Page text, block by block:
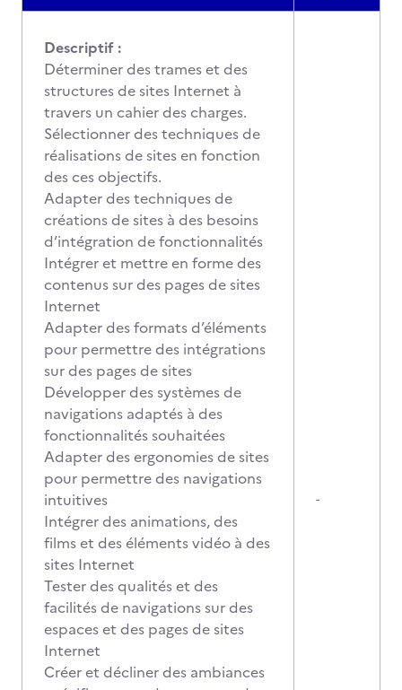
Descriptif :
Déterminer des trames et des
structures de sites Internet à
travers un cahier des charges.
Sélectionner des techniques de
réalisations de sites en fonction
des ces objectifs.
Adapter des techniques de
créations de sites à des besoins
d’intégration de fonctionnalités
Intégrer et mettre en forme des
contenus sur des pages de sites
Internet
Adapter des formats d’éléments
pour permettre des intégrations
sur des pages de sites
Développer des systèmes de
navigations adaptés à des
fonctionnalités souhaitées
Adapter des ergonomies de sites
pour permettre des navigations
intuitives
Intégrer des animations, des
films et des éléments vidéo à des
sites Internet
Tester des qualités et des
facilités de navigations sur des
espaces et des pages de sites
Internet
Créer et décliner des ambiances
-